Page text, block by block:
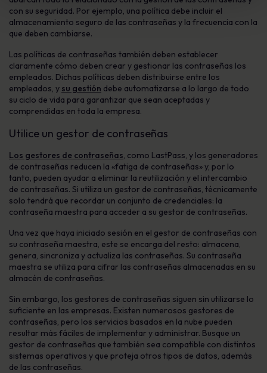
con su seguridad. Por ejemplo, una política debe incluir el
almacenamiento seguro de las contraseñas y la frecuencia con la
que deben cambiarse.
Las políticas de contraseñas también deben establecer
claramente cómo deben crear y gestionar las contraseñas los
empleados. Dichas políticas deben distribuirse entre los
empleados, y su gestión debe automatizarse a lo largo de todo
su ciclo de vida para garantizar que sean aceptadas y
comprendidas en toda la empresa.
Utilice un gestor de contraseñas
Los gestores de contraseñas, como LastPass, y los generadores
de contraseñas reducen la «fatiga de contraseñas» y, por lo
tanto, pueden ayudar a eliminar la reutilización y el intercambio
de contraseñas. Si utiliza un gestor de contraseñas, técnicamente
solo tendrá que recordar un conjunto de credenciales: la
contraseña maestra para acceder a su gestor de contraseñas.
Una vez que haya iniciado sesión en el gestor de contraseñas con
su contraseña maestra, este se encarga del resto: almacena,
genera, sincroniza y actualiza las contraseñas. Su contraseña
maestra se utiliza para cifrar las contraseñas almacenadas en su
almacén de contraseñas.
Sin embargo, los gestores de contraseñas siguen sin utilizarse lo
suficiente en las empresas. Existen numerosos gestores de
contraseñas, pero los servicios basados en la nube pueden
resultar más fáciles de implementar y administrar. Busque un
gestor de contraseñas que también sea compatible con distintos
sistemas operativos y que proteja otros tipos de datos, además
de las contraseñas.